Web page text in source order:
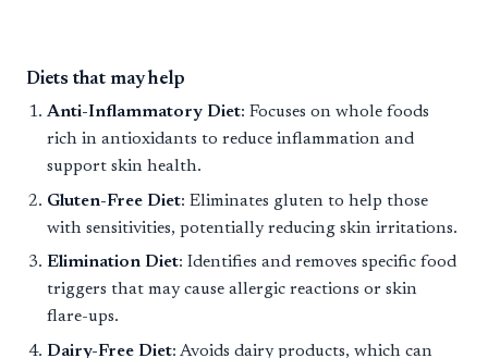
Diets that may help
Anti-Inflammatory Diet: Focuses on whole foods
rich in antioxidants to reduce inflammation and
support skin health.
Gluten-Free Diet: Eliminates gluten to help those
with sensitivities, potentially reducing skin irritations.
Elimination Diet: Identifies and removes specific food
triggers that may cause allergic reactions or skin
flare-ups.
Dairy-Free Diet: Avoids dairy products, which can